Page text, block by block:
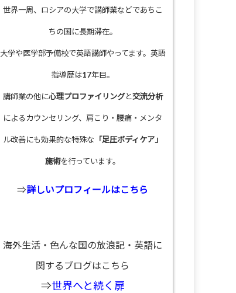
世界一周、ロシアの大学で講師業などであちこ
ちの国に長期滞在。
大学や医学部予備校で英語講師やってます。英語
指導歴は17年目。
講師業の他に心理プロファイリングと交流分析
によるカウンセリング、肩こり・腰痛・メンタ
ル改善にも効果的な特殊な 「足圧ボディケア」
施術を行っています。
⇒詳しいプロフィールはこちら
海外生活・色んな国の放浪記・英語に
関するブログはこちら
⇒世界へと続く扉